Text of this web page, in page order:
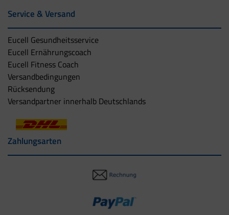
Service & Versand
Eucell Gesundheitsservice
Eucell Ernährungscoach
Eucell Fitness Coach
Versandbedingungen
Rücksendung
Versandpartner innerhalb Deutschlands
Zahlungsarten